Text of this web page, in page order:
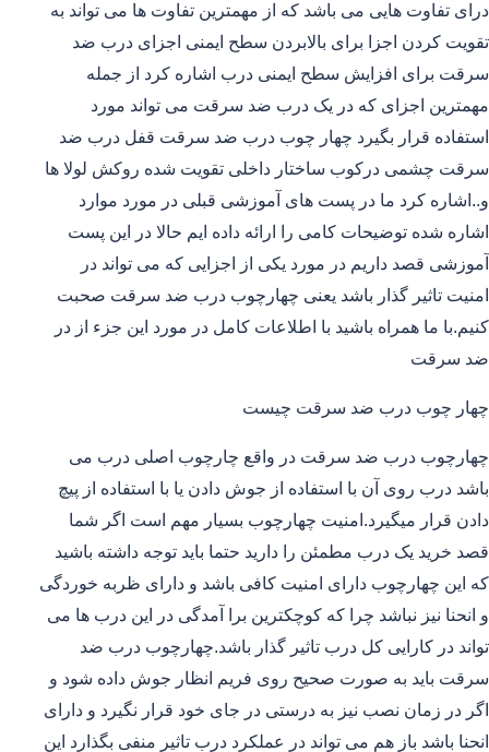
درای تفاوت هایی می باشد که از مهمترین تفاوت ها می تواند به
تقویت کردن اجزا برای بالابردن سطح ایمنی اجزای درب ضد
سرقت برای افزایش سطح ایمنی درب اشاره کرد از جمله
مهمترین اجزای که در یک درب ضد سرقت می تواند مورد
استفاده قرار بگیرد چهار چوب درب ضد سرقت قفل درب ضد
سرقت چشمی درکوب ساختار داخلی تقویت شده روکش لولا ها
و..اشاره کرد ما در پست های آموزشی قبلی در مورد موارد
اشاره شده توضیحات کامی را ارائه داده ایم حالا در این پست
آموزشی قصد داریم در مورد یکی از اجزایی که می تواند در
امنیت تاثیر گذار باشد یعنی چهارچوب درب ضد سرقت صحبت
کنیم.با ما همراه باشید با اطلاعات کامل در مورد این جزء از در
ضد سرقت
چهار چوب درب ضد سرقت چیست
چهارچوب درب ضد سرقت در واقع چارچوب اصلی درب می
باشد درب روی آن با استفاده از جوش دادن یا با استفاده از پیچ
دادن قرار میگیرد.امنیت چهارچوب بسیار مهم است اگر شما
قصد خرید یک درب مطمئن را دارید حتما باید توجه داشته باشید
که این چهارچوب دارای امنیت کافی باشد و دارای ظربه خوردگی
و انحنا نیز نباشد چرا که کوچکترین برا آمدگی در این درب ها می
تواند در کارایی کل درب تاثیر گذار باشد.چهارچوب درب ضد
سرقت باید به صورت صحیح روی فریم انظار جوش داده شود و
اگر در زمان نصب نیز به درستی در جای خود قرار نگیرد و دارای
انحنا باشد باز هم می تواند در عملکرد درب تاثیر منفی بگذارد این